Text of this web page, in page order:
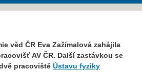
věd ČR Eva Zažímalová zahájila
AV ČR. Další zastávkou se
pracoviště Ústavu fyziky